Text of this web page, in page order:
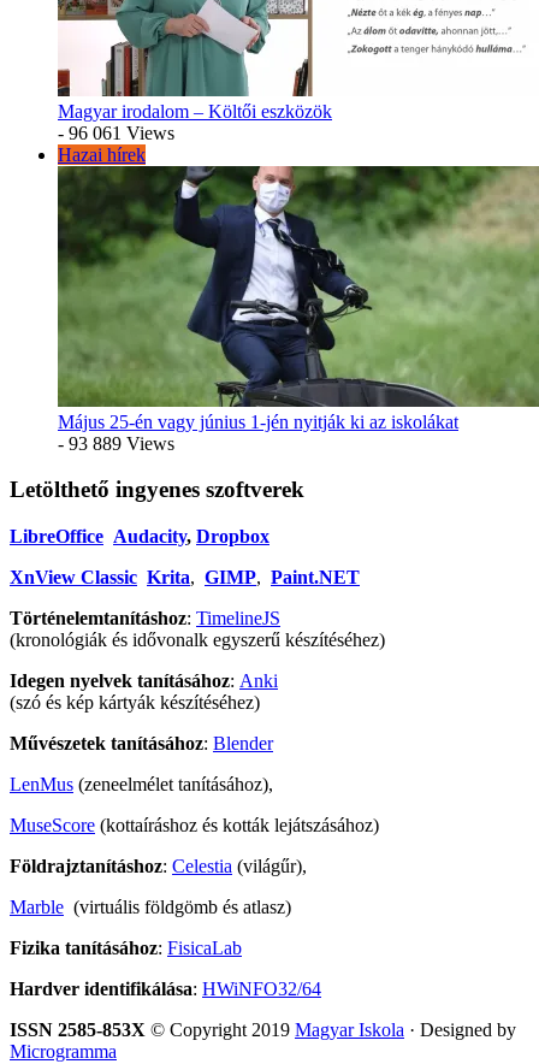
Magyar irodalom – Költői eszközök
- 96 061 Views
Hazai hírek
Május 25-én vagy június 1-jén nyitják ki az iskolákat
- 93 889 Views
Letölthető ingyenes szoftverek
LibreOffice Audacity, Dropbox
XnView Classic Krita, GIMP, Paint.NET
Történelemtanításhoz: TimelineJS
(kronológiák és idővonalk egyszerű készítéséhez)
Idegen nyelvek tanításához: Anki
(szó és kép kártyák készítéséhez)
Művészetek tanításához: Blender
LenMus (zeneelmélet tanításához),
MuseScore (kottaíráshoz és kották lejátszásához)
Földrajztanításhoz: Celestia (világűr),
Marble (virtuális földgömb és atlasz)
Fizika tanításához: FisicaLab
Hardver identifikálása: HWiNFO32/64
ISSN 2585-853X © Copyright 2019 Magyar Iskola · Designed by
Microgramma